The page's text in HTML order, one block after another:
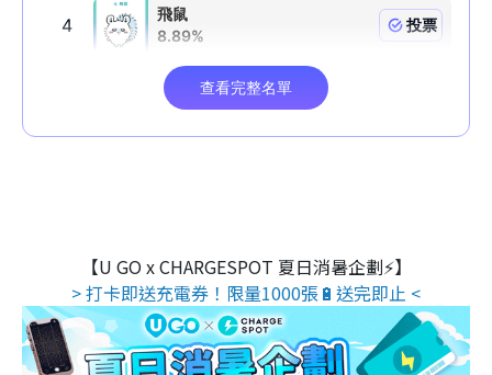
【U GO x CHARGESPOT 夏日消暑企劃⚡】
> 打卡即送充電券！限量1000張🔋送完即止 <